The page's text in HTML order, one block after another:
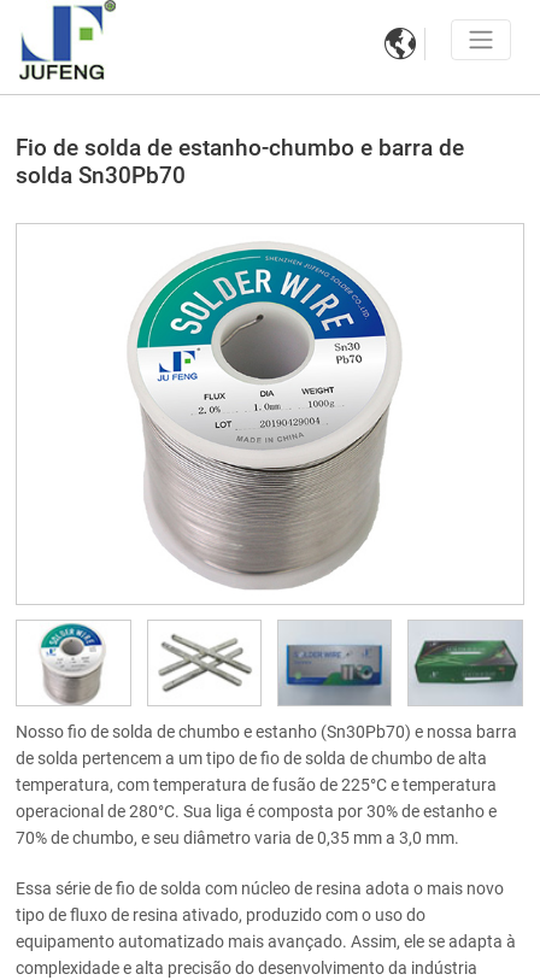

Fio de solda de estanho-chumbo e barra de
solda Sn30Pb70
Nosso fio de solda de chumbo e estanho (Sn30Pb70) e nossa barra
de solda pertencem a um tipo de fio de solda de chumbo de alta
temperatura, com temperatura de fusão de 225°C e temperatura
operacional de 280°C. Sua liga é composta por 30% de estanho e
70% de chumbo, e seu diâmetro varia de 0,35 mm a 3,0 mm.
Essa série de fio de solda com núcleo de resina adota o mais novo
tipo de fluxo de resina ativado, produzido com o uso do
equipamento automatizado mais avançado. Assim, ele se adapta à
complexidade e alta precisão do desenvolvimento da indústria